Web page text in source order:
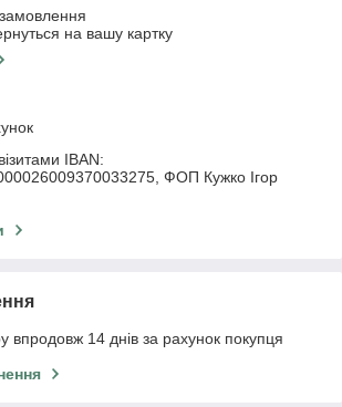
на вашу картку
IBAN:
ФОП Кужко Ігор
впродовж 14 днів за рахунок покупця